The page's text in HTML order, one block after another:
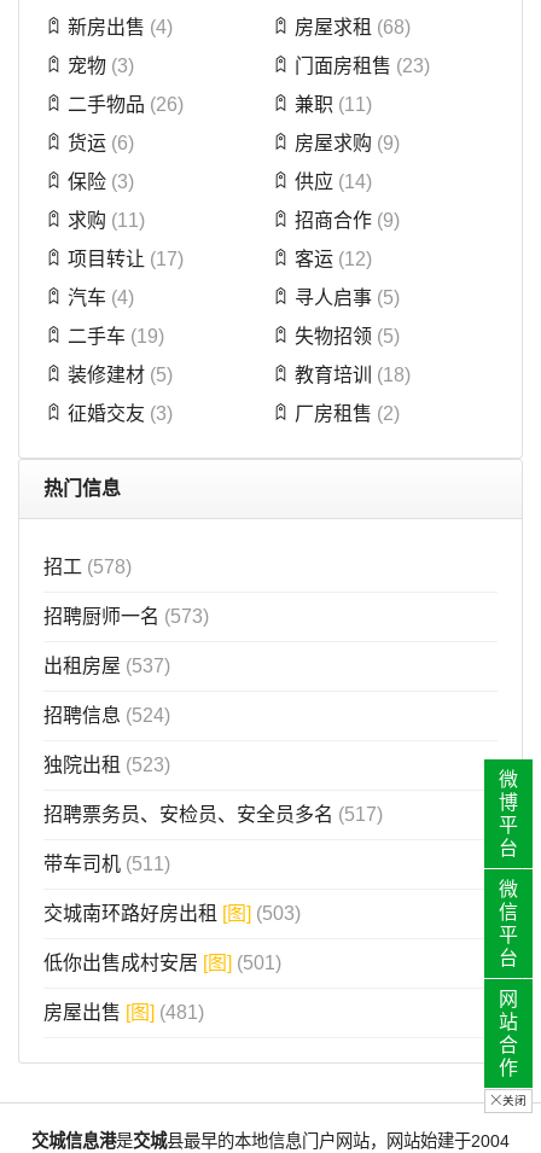
新房出售 (4) 房屋求租 (68)
宠物 (3) 门面房租售 (23)
二手物品 (26) 兼职 (11)
货运 (6) 房屋求购 (9)
保险 (3) 供应 (14)
求购 (11) 招商合作 (9)
项目转让 (17) 客运 (12)
汽车 (4) 寻人启事 (5)
二手车 (19) 失物招领 (5)
装修建材 (5) 教育培训
(18)
征婚交友 (3) 厂房租售 (2)
热门信息
招工 (578)
招聘厨师一名 (573)
出租房屋 (537)
招聘信息 (524)
独院出租 (523)
招聘票务员、安检员、安全员多名 (517)
带车司机 (511)
交城南环路好房出租 [图] (503)
低你出售成村安居 [图] (501)
房屋出售 [图] (481)
交城信息港是交城县最早的本地信息门户网站，网站始建于2004
微
博
平
台
微
信
平
台
网
站
合
作
关闭